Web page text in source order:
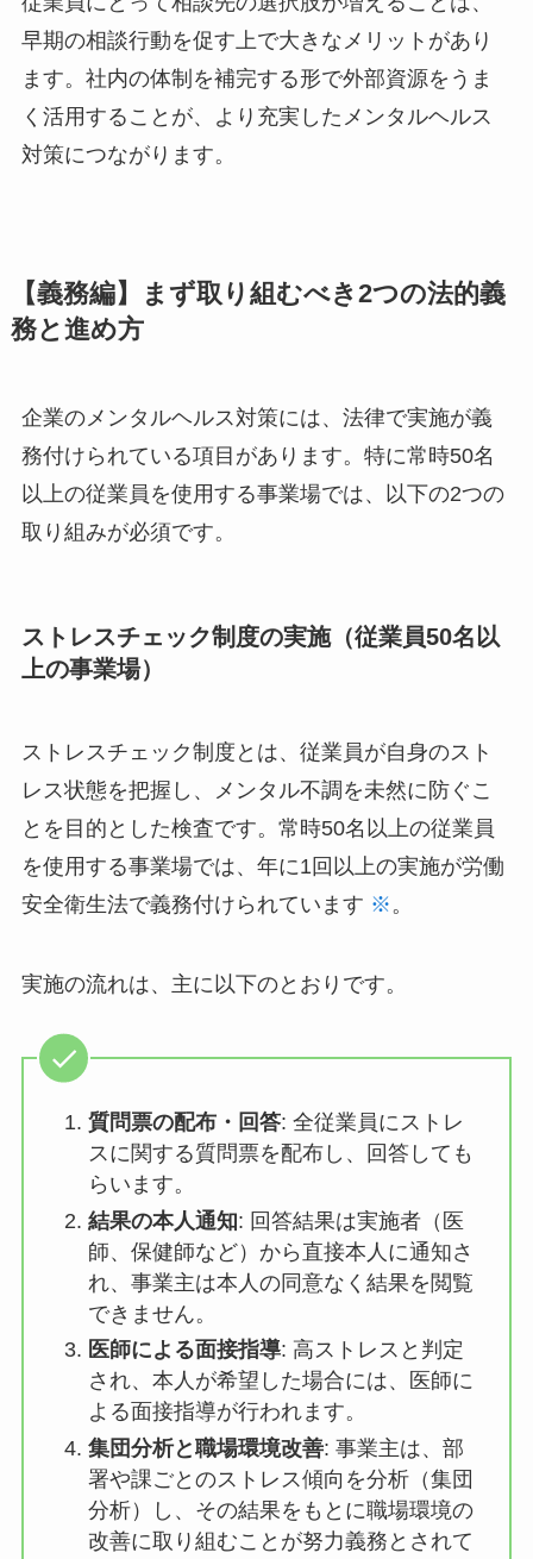
早期の相談行動を促す上で大きなメリットがあり
ます。社内の体制を補完する形で外部資源をうま
く活用することが、より充実したメンタルヘルス
対策につながります。
【義務編】まず取り組むべき2つの法的
義務と進め方
企業のメンタルヘルス対策には、法律で実施が義
務付けられている項目があります。特に常時50
名以上の従業員を使用する事業場では、以下の2
つの取り組みが必須です。
ストレスチェック制度の実施（従業員50名
以上の事業場）
ストレスチェック制度とは、従業員が自身のスト
レス状態を把握し、メンタル不調を未然に防ぐこ
とを目的とした検査です。常時50名以上の従業
員を使用する事業場では、年に1回以上の実施が
労働安全衛生法で義務付けられています
実施の流れは、主に以下のとおりです。
質問票の配布・回答: 全従業員にスト
レスに関する質問票を配布し、回答し
てもらいます。
結果の本人通知 : 回答結果は実施者
（医師、保健師など）から直接本人に
通知され、事業主は本人の同意なく結
果を閲覧できません。
医師による面接指導: 高ストレスと判
定され、本人が希望した場合には、医
師による面接指導が行われます。
集団分析と職場環境改善: 事業主は、
部署や課ごとのストレス傾向を分析
（集団分析）し、その結果をもとに職
場環境の改善に取り組むことが努力義